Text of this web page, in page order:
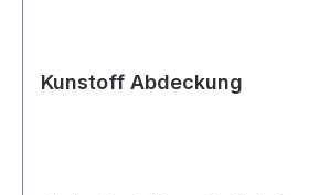
Kunstoff Abdeckung